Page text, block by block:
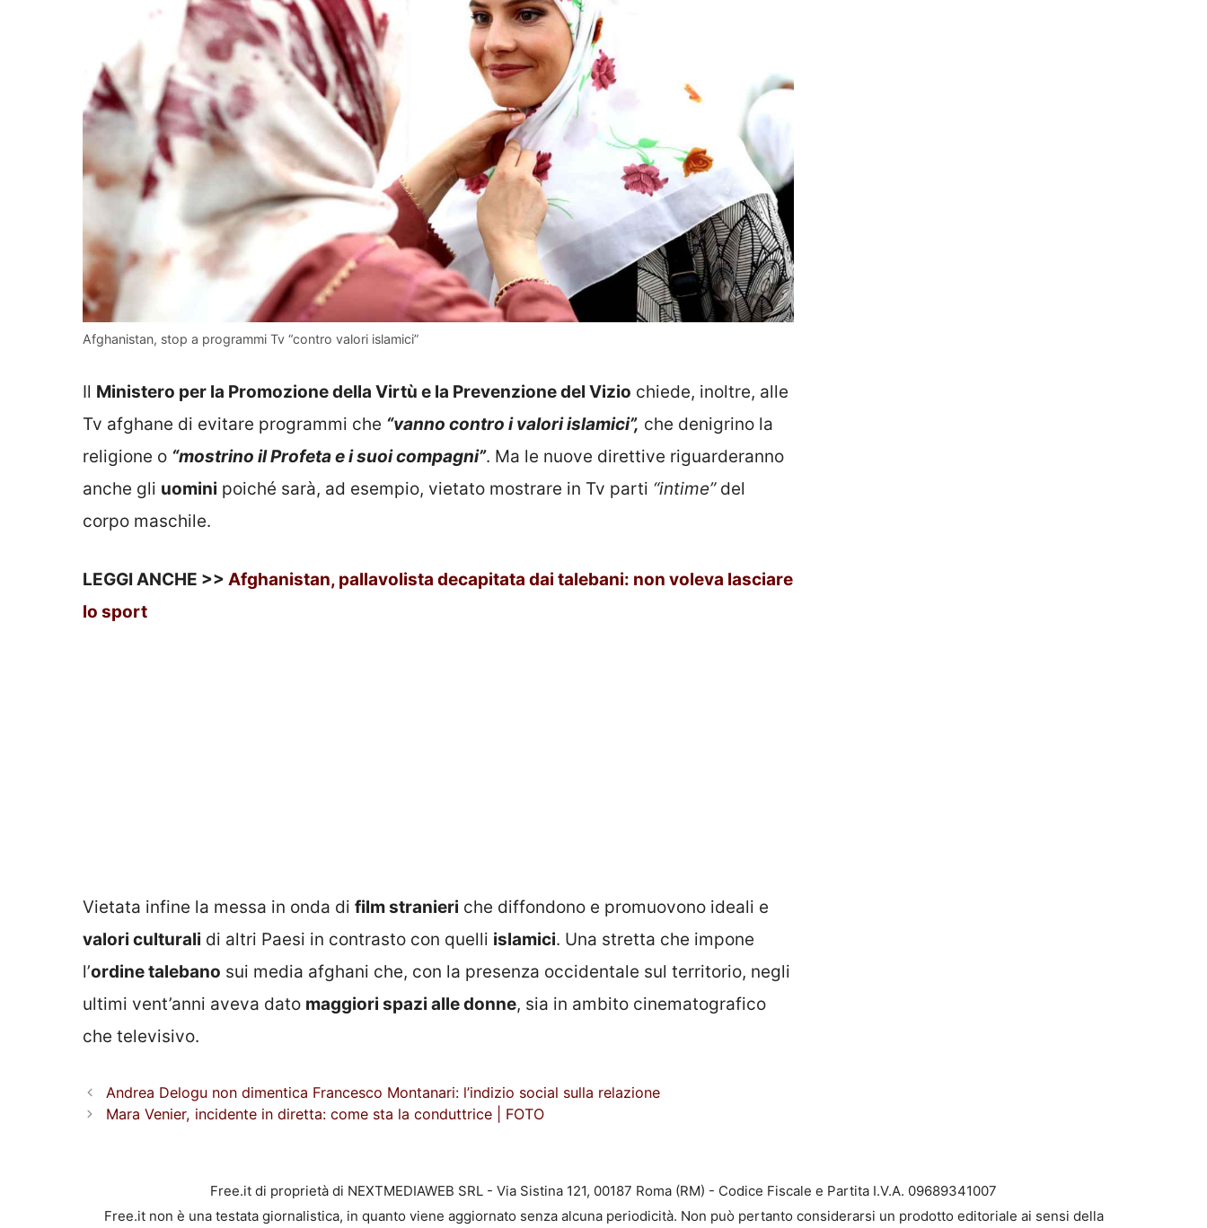
Afghanistan, stop a programmi Tv “contro valori islamici”
Il Ministero per la Promozione della Virtù e la Prevenzione del Vizio chiede, inoltre, alle
Tv afghane di evitare programmi che “vanno contro i valori islamici”, che denigrino la
religione o “mostrino il Profeta e i suoi compagni”. Ma le nuove direttive riguarderanno
anche gli uomini poiché sarà, ad esempio, vietato mostrare in Tv parti “intime”del
corpo maschile.
LEGGI ANCHE >> Afghanistan, pallavolista decapitata dai talebani: non voleva lasciare
lo sport
Vietata infine la messa in onda di film stranieri che diffondono e promuovono ideali e
valori culturali di altri Paesi in contrasto con quelli islamici. Una stretta che impone
l’ordine talebano sui media afghani che, con la presenza occidentale sul territorio, negli
ultimi vent’anni aveva dato maggiori spazi alle donne, sia in ambito cinematografico
che televisivo.
Andrea Delogu non dimentica Francesco Montanari: l’indizio social sulla relazione
Mara Venier, incidente in diretta: come sta la conduttrice | FOTO
Free.it di proprietà di NEXTMEDIAWEB SRL - Via Sistina 121, 00187 Roma (RM) - Codice Fiscale e Partita I.V.A. 09689341007
Free.it non è una testata giornalistica, in quanto viene aggiornato senza alcuna periodicità. Non può pertanto considerarsi un prodotto editoriale ai sensi della